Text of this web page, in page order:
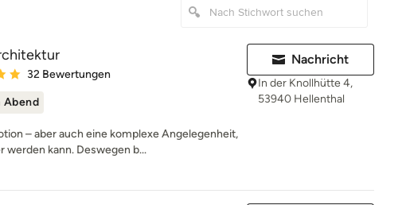
Bewertung: 5 von 5 Sternen
32 Bewertungen
Abend
– aber auch eine komplexe Angelegenheit,
werden kann. Deswegen b...
Nachricht
In der Knollhütte 4,
53940 Hellenthal